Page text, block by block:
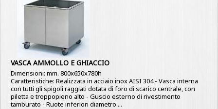
VASCA AMMOLLO E GHIACCIO
Dimensioni: mm. 800x650x780h
Caratteristiche: Realizzata in acciaio inox AISI 304 - Vasca interna
con tutti gli spigoli raggiati dotata di foro di scarico centrale, con
piletta e troppopieno alto - Guscio esterno di rivestimento
tamburato - Ruote inferiori diametro ...